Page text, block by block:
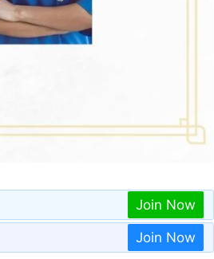
Join Now
Join Now